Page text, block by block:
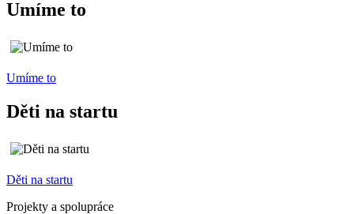
Umíme to
Umíme to
Děti na startu
Děti na startu
Projekty a spolupráce